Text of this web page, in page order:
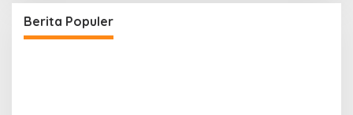
Berita Populer